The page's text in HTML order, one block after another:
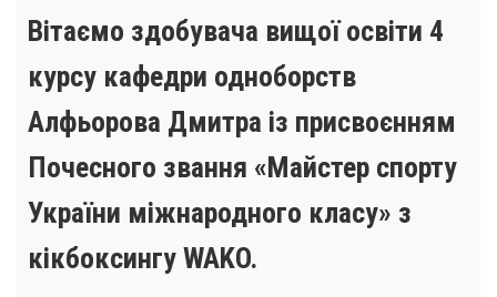
Вітаємо здобувача вищої освіти 4
курсу кафедри одноборств
Алфьорова Дмитра із присвоєнням
Почесного звання «Майстер спорту
України міжнародного класу» з
кікбоксингу WAKO.